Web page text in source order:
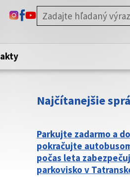
Zabezpečená stránka
webového sídla.
ODKAZ SA OTVORÍ NA NOVEJ
ODKAZ SA OTVORÍ NA NOVEJ
ODKAZ SA OTVORÍ NA NOVEJ
Najčítanejšie
Parkujte zadarmo a
pokračujte
počas leta
parkovisko v